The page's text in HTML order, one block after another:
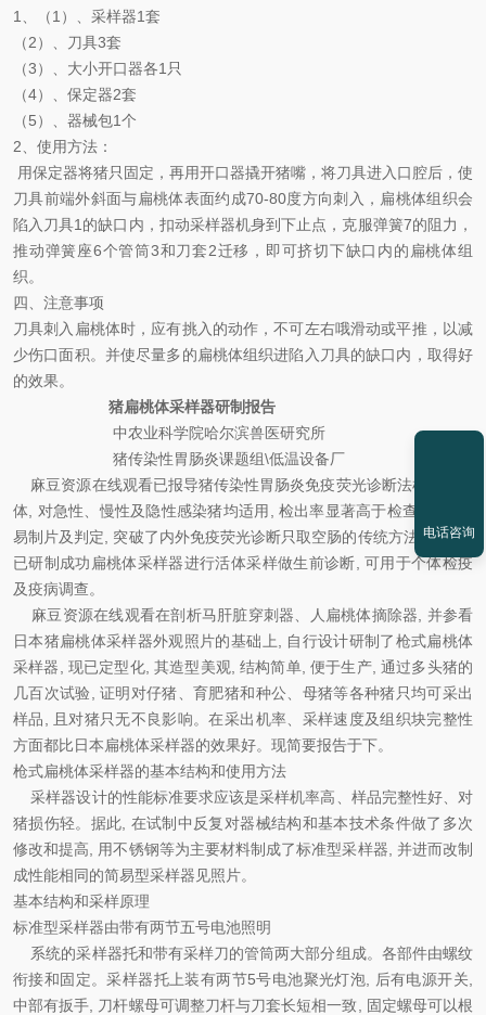
1、（1）、采样器1套
（2）、刀具3套
（3）、大小开口器各1只
（4）、保定器2套
（5）、器械包1个
2、使用方法：
用保定器将猪只固定，再用开口器撬开猪嘴，将刀具进入口腔后，使
刀具前端外斜面与扁桃体表面约成70-80度方向刺入，扁桃体组织会
陷入刀具1的缺口内，扣动采样器机身到下止点，克服弹簧7的阻力，
推动弹簧座6个管筒3和刀套2迁移，即可挤切下缺口内的扁桃体组
织。
四、注意事项
刀具刺入扁桃体时，应有挑入的动作，不可左右哦滑动或平推，以减
少伤口面积。并使尽量多的扁桃体组织进陷入刀具的缺口内，取得好
的效果。
猪扁桃体采样器研制报告
中农业科学院哈尔滨兽医研究所
猪传染性胃肠炎课题组\低温设备厂
麻豆资源在线观看已报导猪传染性胃肠炎免疫荧光诊断法检查扁桃
体, 对急性、慢性及隐性感染猪均适用, 检出率显著高于检查空肠, 且
易制片及判定, 突破了内外免疫荧光诊断只取空肠的传统方法, 并提及
已研制成功扁桃体采样器进行活体采样做生前诊断, 可用于个体检疫
及疫病调查。
麻豆资源在线观看在剖析马肝脏穿刺器、人扁桃体摘除器, 并参看
日本猪扁桃体采样器外观照片的基础上, 自行设计研制了枪式扁桃体
采样器, 现已定型化, 其造型美观, 结构简单, 便于生产, 通过多头猪的
几百次试验, 证明对仔猪、育肥猪和种公、母猪等各种猪只均可采出
样品, 且对猪只无不良影响。在采出机率、采样速度及组织块完整性
方面都比日本扁桃体采样器的效果好。现简要报告于下。
枪式扁桃体采样器的基本结构和使用方法
采样器设计的性能标准要求应该是采样机率高、样品完整性好、对
猪损伤轻。据此, 在试制中反复对器械结构和基本技术条件做了多次
修改和提高, 用不锈钢等为主要材料制成了标准型采样器, 并进而改制
成性能相同的简易型采样器见照片。
基本结构和采样原理
标准型采样器由带有两节五号电池照明
系统的采样器托和带有采样刀的管筒两大部分组成。各部件由螺纹
衔接和固定。采样器托上装有两节5号电池聚光灯泡, 后有电源开关,
中部有扳手, 刀杆螺母可调整刀杆与刀套长短相一致, 固定螺母可以根
电话咨询